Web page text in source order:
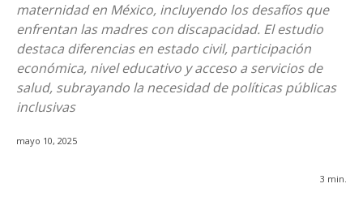
maternidad en México, incluyendo los desafíos que
enfrentan las madres con discapacidad. El estudio
destaca diferencias en estado civil, participación
económica, nivel educativo y acceso a servicios de
salud, subrayando la necesidad de políticas públicas
inclusivas
mayo 10, 2025
3 min.